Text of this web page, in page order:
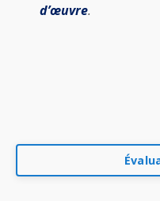
d’œuvre.